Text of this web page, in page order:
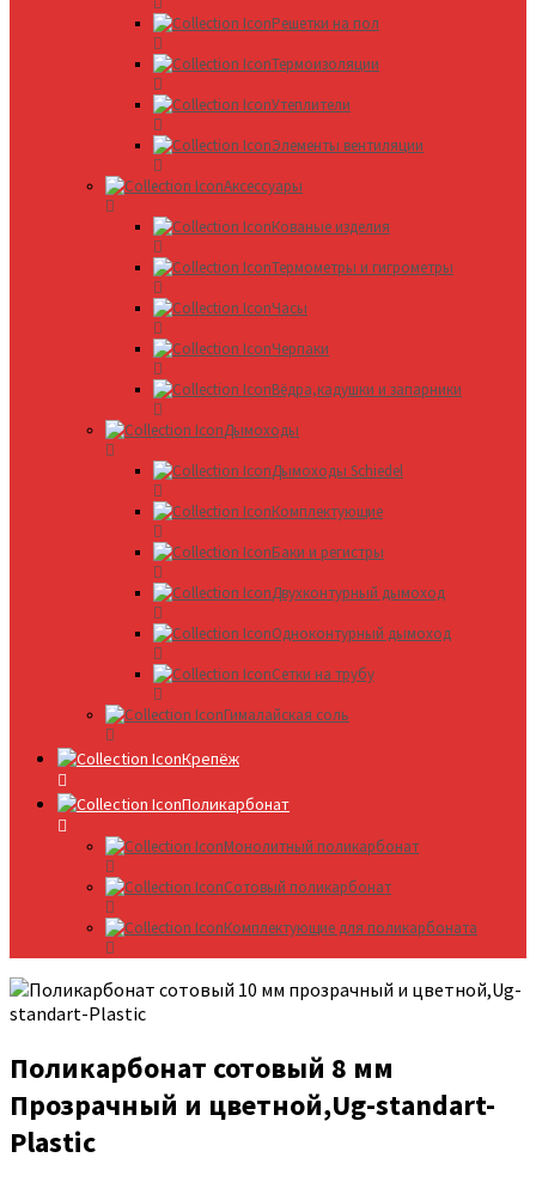
Решетки на пол
Термоизоляции
Утеплители
Элементы вентиляции
Аксессуары
Кованые изделия
Термометры и гигрометры
Часы
Черпаки
Вёдра,кадушки и запарники
Дымоходы
Дымоходы Schiedel
Комплектующие
Баки и регистры
Двухконтурный дымоход
Одноконтурный дымоход
Сетки на трубу
Гималайская соль
Крепёж
Поликарбонат
Монолитный поликарбонат
Сотовый поликарбонат
Комплектующие для поликарбоната
Поликарбонат сотовый 8 мм
Прозрачный и цветной,Ug-standart-
Plastic